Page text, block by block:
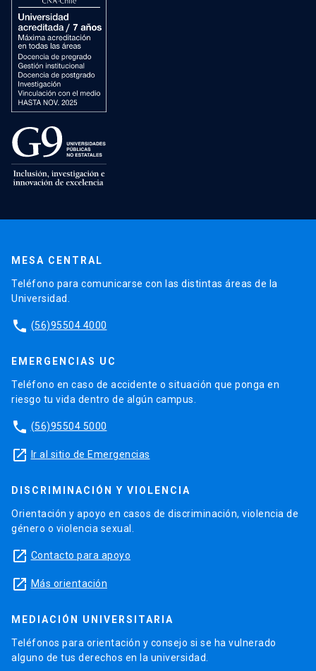
MESA CENTRAL
Teléfono para comunicarse con las distintas áreas de la
Universidad.
phone (56)95504 4000
EMERGENCIAS UC
Teléfono en caso de accidente o situación que ponga en
riesgo tu vida dentro de algún campus.
phone (56)95504 5000
launch Ir al sitio de Emergencias
DISCRIMINACIÓN Y VIOLENCIA
Orientación y apoyo en casos de discriminación, violencia de
género o violencia sexual.
launch Contacto para apoyo
launch Más orientación
MEDIACIÓN UNIVERSITARIA
Teléfonos para orientación y consejo si se ha vulnerado
alguno de tus derechos en la universidad.